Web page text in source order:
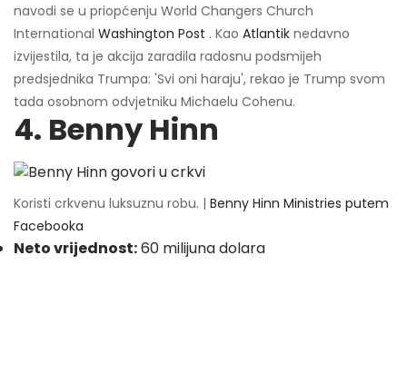
navodi se u priopćenju World Changers Church
International Washington Post . Kao Atlantik nedavno
izvijestila, ta je akcija zaradila radosnu podsmijeh
predsjednika Trumpa: 'Svi oni haraju', rekao je Trump svom
tada osobnom odvjetniku Michaelu Cohenu.
4. Benny Hinn
Koristi crkvenu luksuznu robu. | Benny Hinn Ministries putem
Facebooka
Neto vrijednost:60 milijuna dolara